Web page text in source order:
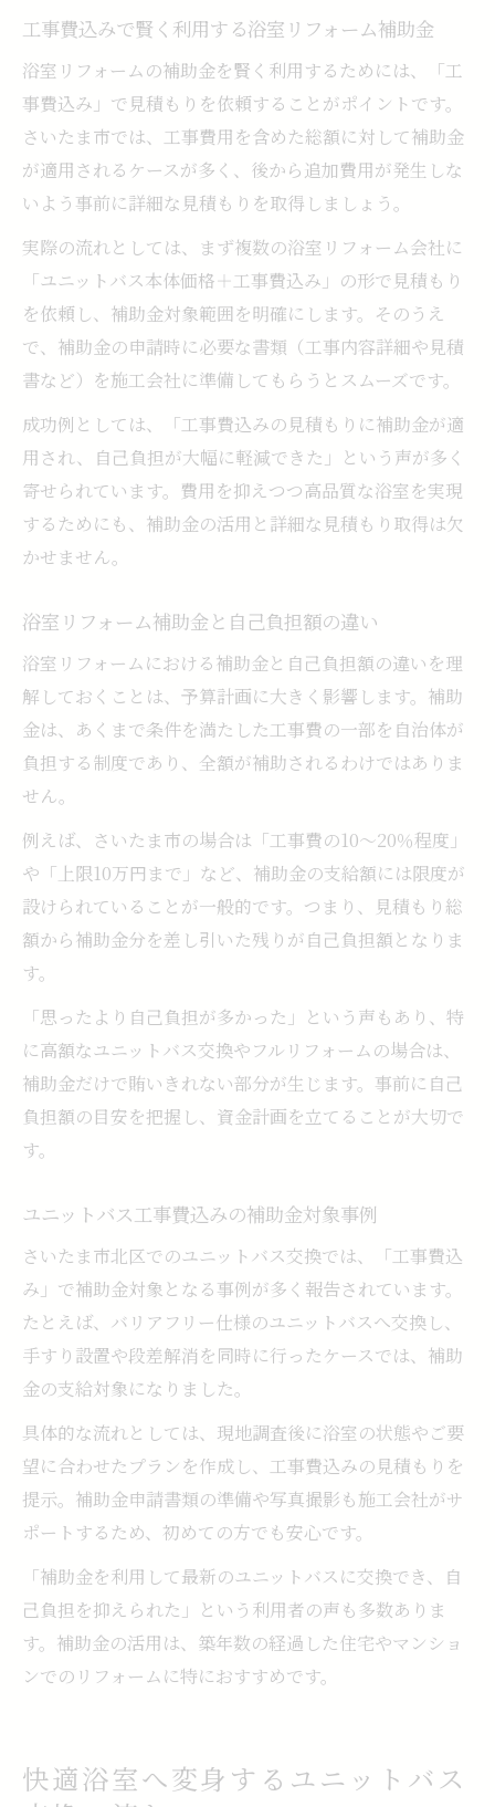
工事費込みで賢く利用する浴室リフォーム補助金
浴室リフォームの補助金を賢く利用するためには、「工
事費込み」で見積もりを依頼することがポイントです。
さいたま市では、工事費用を含めた総額に対して補助金
が適用されるケースが多く、後から追加費用が発生しな
いよう事前に詳細な見積もりを取得しましょう。
実際の流れとしては、まず複数の浴室リフォーム会社に
「ユニットバス本体価格＋工事費込み」の形で見積もり
を依頼し、補助金対象範囲を明確にします。そのうえ
で、補助金の申請時に必要な書類（工事内容詳細や見積
書など）を施工会社に準備してもらうとスムーズです。
成功例としては、「工事費込みの見積もりに補助金が適
用され、自己負担が大幅に軽減できた」という声が多く
寄せられています。費用を抑えつつ高品質な浴室を実現
するためにも、補助金の活用と詳細な見積もり取得は欠
かせません。
浴室リフォーム補助金と自己負担額の違い
浴室リフォームにおける補助金と自己負担額の違いを理
解しておくことは、予算計画に大きく影響します。補助
金は、あくまで条件を満たした工事費の一部を自治体が
負担する制度であり、全額が補助されるわけではありま
せん。
例えば、さいたま市の場合は「工事費の10〜20％程度」
や「上限10万円まで」など、補助金の支給額には限度が
設けられていることが一般的です。つまり、見積もり総
額から補助金分を差し引いた残りが自己負担額となりま
す。
「思ったより自己負担が多かった」という声もあり、特
に高額なユニットバス交換やフルリフォームの場合は、
補助金だけで賄いきれない部分が生じます。事前に自己
負担額の目安を把握し、資金計画を立てることが大切で
す。
ユニットバス工事費込みの補助金対象事例
さいたま市北区でのユニットバス交換では、「工事費込
み」で補助金対象となる事例が多く報告されています。
たとえば、バリアフリー仕様のユニットバスへ交換し、
手すり設置や段差解消を同時に行ったケースでは、補助
金の支給対象になりました。
具体的な流れとしては、現地調査後に浴室の状態やご要
望に合わせたプランを作成し、工事費込みの見積もりを
提示。補助金申請書類の準備や写真撮影も施工会社がサ
ポートするため、初めての方でも安心です。
「補助金を利用して最新のユニットバスに交換でき、自
己負担を抑えられた」という利用者の声も多数ありま
す。補助金の活用は、築年数の経過した住宅やマンショ
ンでのリフォームに特におすすめです。
快適浴室へ変身するユニットバス